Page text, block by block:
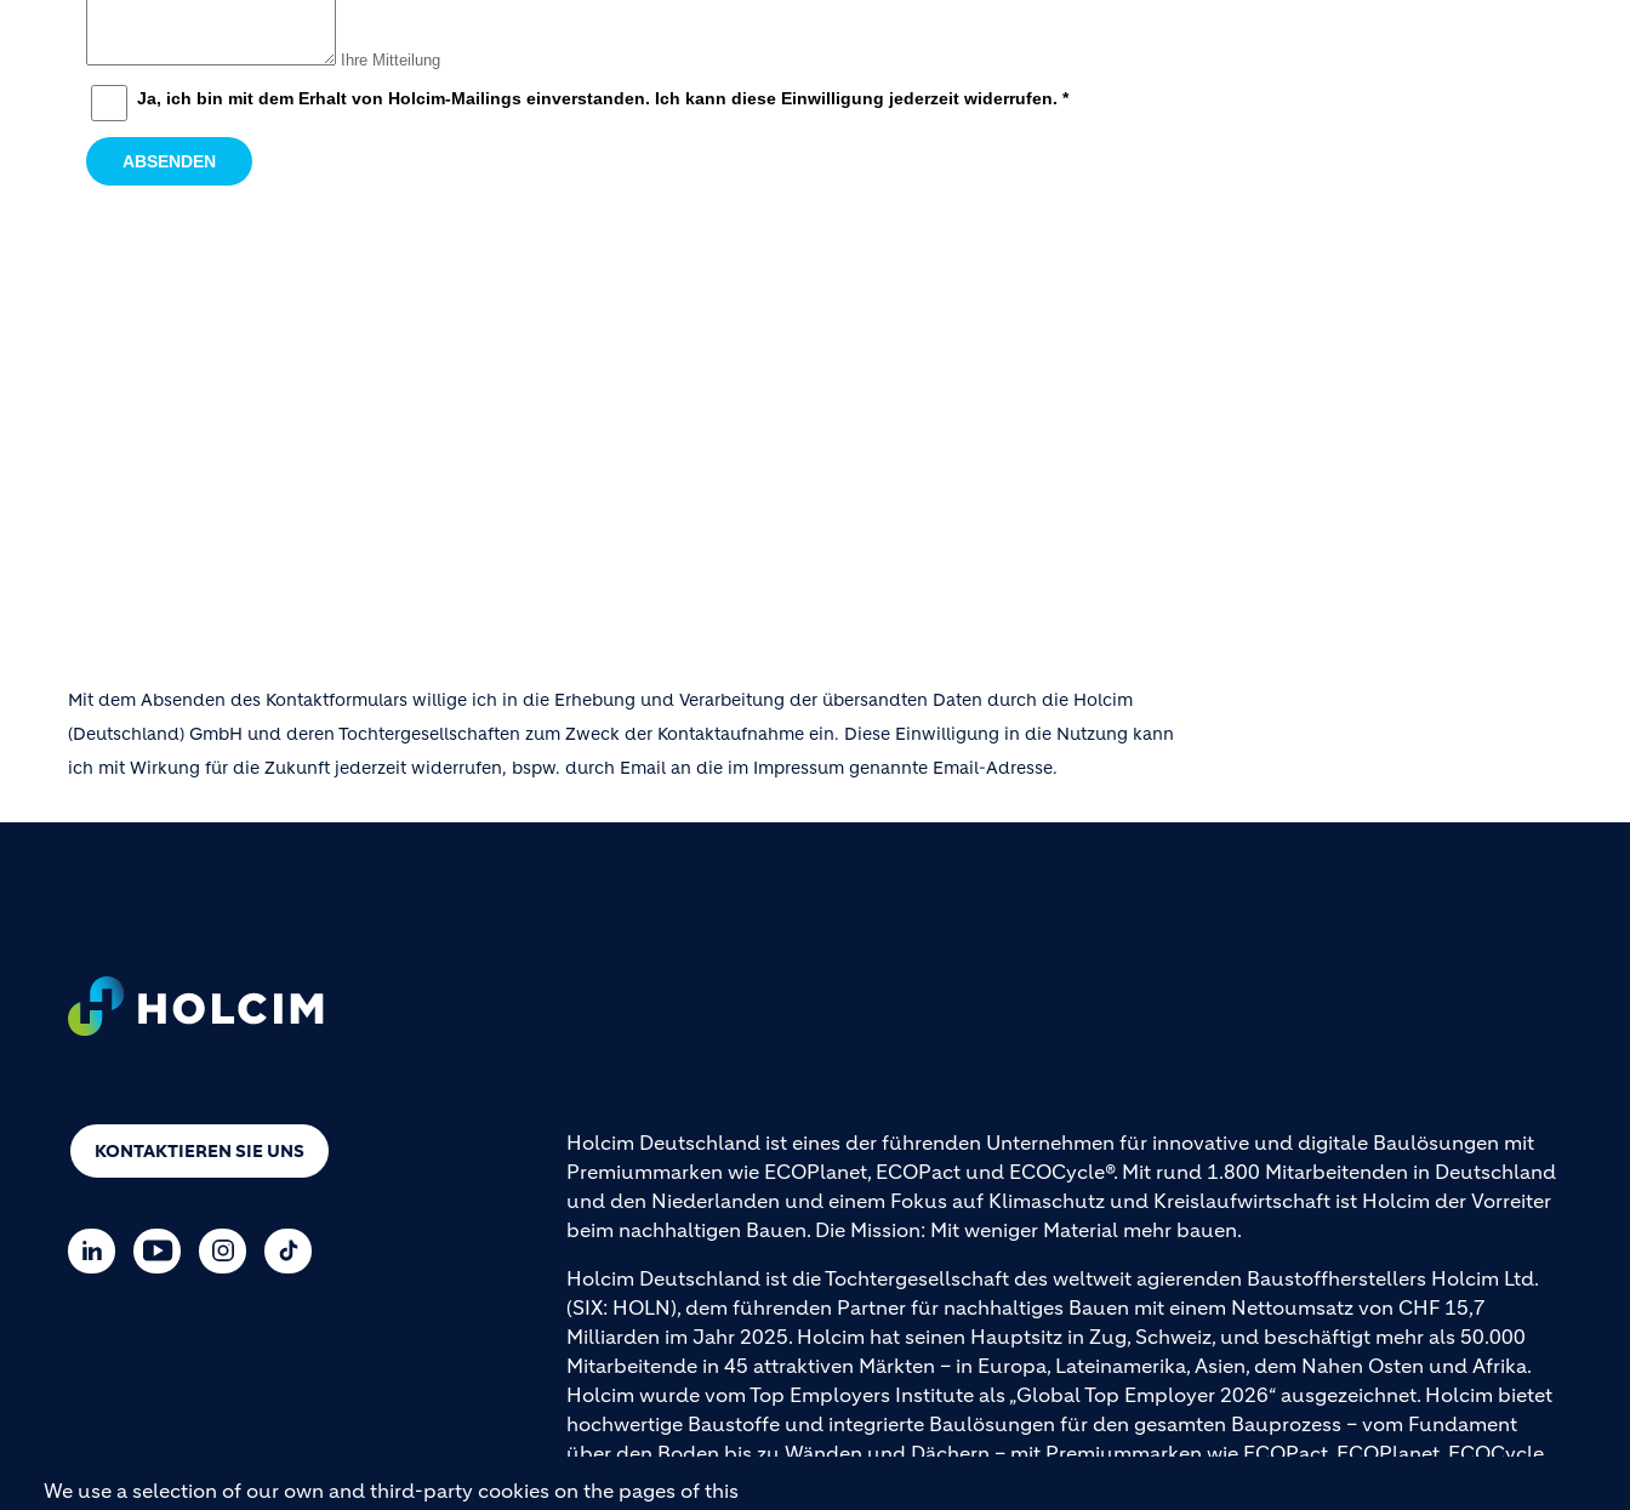
Mit dem Absenden des Kontaktformulars willige ich in die Erhebung und Verarbeitung der übersandten Daten durch die Holcim
(Deutschland) GmbH und deren Tochtergesellschaften zum Zweck der Kontaktaufnahme ein. Diese Einwilligung in die Nutzung kann
ich mit Wirkung für die Zukunft jederzeit widerrufen, bspw. durch Email an die im Impressum genannte Email-Adresse.
We use a selection of our own and third-party cookies on the pages of this
KONTAKTIEREN SIE UNS
Holcim Deutschland ist eines der führenden Unternehmen für innovative und digitale Baulösungen mit
Premiummarken wie ECOPlanet, ECOPact und ECOCycle®. Mit rund 1.800 Mitarbeitenden in Deutschland
und den Niederlanden und einem Fokus auf Klimaschutz und Kreislaufwirtschaft ist Holcim der Vorreiter
beim nachhaltigen Bauen. Die Mission: Mit weniger Material mehr bauen.
Holcim Deutschland ist die Tochtergesellschaft des weltweit agierenden Baustoffherstellers Holcim Ltd.
(SIX: HOLN), dem führenden Partner für nachhaltiges Bauen mit einem Nettoumsatz von CHF 15,7
Milliarden im Jahr 2025. Holcim hat seinen Hauptsitz in Zug, Schweiz, und beschäftigt mehr als 50.000
Mitarbeitende in 45 attraktiven Märkten – in Europa, Lateinamerika, Asien, dem Nahen Osten und Afrika.
Holcim wurde vom Top Employers Institute als „Global Top Employer 2026“ ausgezeichnet. Holcim bietet
hochwertige Baustoffe und integrierte Baulösungen für den gesamten Bauprozess – vom Fundament
über den Boden bis zu Wänden und Dächern – mit Premiummarken wie ECOPact, ECOPlanet, ECOCycle
und Ytong.